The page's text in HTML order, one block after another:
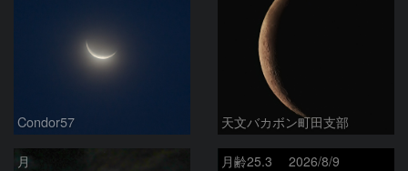
Condor57 天文バカボン町田支部
月 月齢25.3 2026/8/9